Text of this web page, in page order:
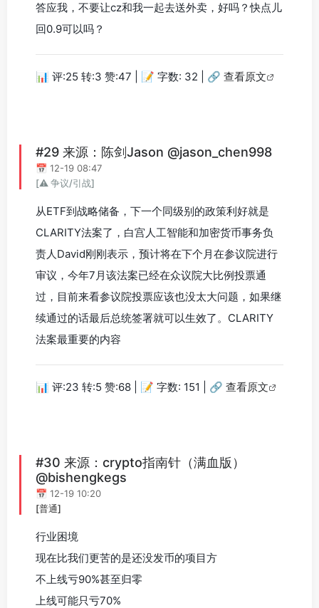
答应我，不要让cz和我一起去送外卖，好吗？快点儿
回0.9可以吗？
📊 评:25 转:3 赞:47 | 📝 字数: 32 | 🔗 查看原文
#29 来源：陈剑Jason @jason_chen998
📅 12-19 08:47
[⚠️ 争议/引战]
从ETF到战略储备，下一个同级别的政策利好就是
CLARITY法案了，白宫人工智能和加密货币事务负
责人David刚刚表示，预计将在下个月在参议院进行
审议，今年7月该法案已经在众议院大比例投票通
过，目前来看参议院投票应该也没太大问题，如果继
续通过的话最后总统签署就可以生效了。CLARITY
法案最重要的内容
📊 评:23 转:5 赞:68 | 📝 字数: 151 | 🔗 查看原文
#30 来源：crypto指南针（满血版）
@bishengkegs
📅 12-19 10:20
[普通]
行业困境
现在比我们更苦的是还没发币的项目方
不上线亏90%甚至归零
上线可能只亏70%